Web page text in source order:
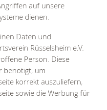
auf unsere
dienen.
Daten und
Rüsselsheim e.V.
Person. Diese
benötigt, um
korrekt auszuliefern,
sowie die Werbung für